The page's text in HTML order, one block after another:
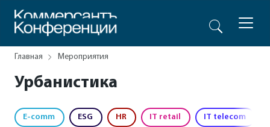
Главная Мероприятия
Урбанистика
E-comm ESG HR IT retail IT telecom